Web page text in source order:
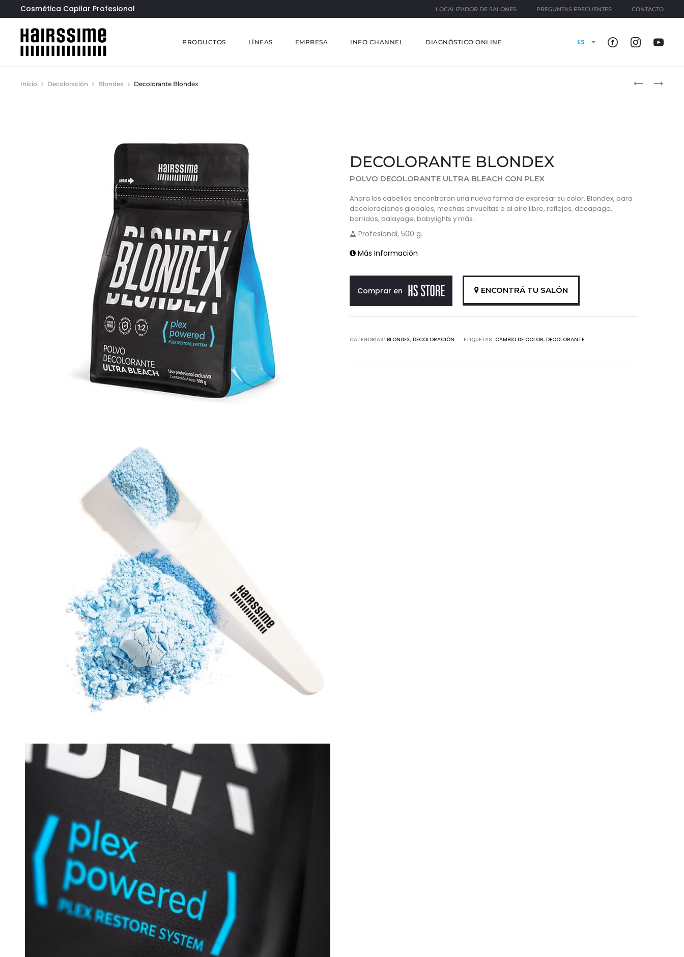
Cosmética Capilar Profesional LOCALIZADOR DE SALONES PREGUNTAS FRECUENTES CONTACTO
PRODUCTOS LÍNEAS EMPRESA INFO CHANNEL DIAGNÓSTICO ONLINE ES
HAIR
CURL
Inicio Decoloración Blondex Decolorante Blondex
DECOLORANTE BLONDEX
POLVO DECOLORANTE ULTRA BLEACH CON PLEX
Ahora los cabellos encontraron una nueva forma de expresar su color. Blondex, para
decoloraciones globales, mechas envueltas o al aire libre, reflejos, decapage,
barridos, balayage, babylights y más.
Profesional, 500 g.
Más Información
Comprar en ENCONTRÁ TU SALÓN
CATEGORÍAS: BLONDEX, DECOLORACIÓN ETIQUETAS: CAMBIO DE COLOR, DECOLORANTE